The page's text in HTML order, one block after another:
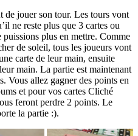
de jouer son tour. Les tours vont
ne reste plus que 3 cartes ou
plus en mettre. Comme
de soleil, tous les joueurs vont
carte de leur main, ensuite
main. La partie est maintenant
Vous allez gagner des points en
et pour vos cartes Cliché
feront perdre 2 points. Le
la partie :).